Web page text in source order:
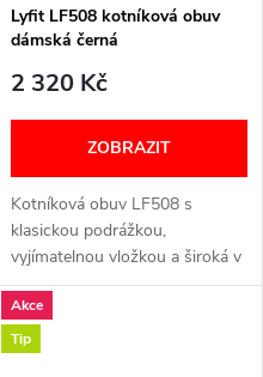
Lyfit LF508 kotníková obuv
dámská černá
2 320 Kč
ZOBRAZIT
Kotníková obuv LF508 s
klasickou podrážkou,
vyjímatelnou vložkou a široká v
prstech. Video Šířka: H (široký)
VELIKOSTNÍ TABULKA NÍŽE V
TEXTU
Akce
Tip